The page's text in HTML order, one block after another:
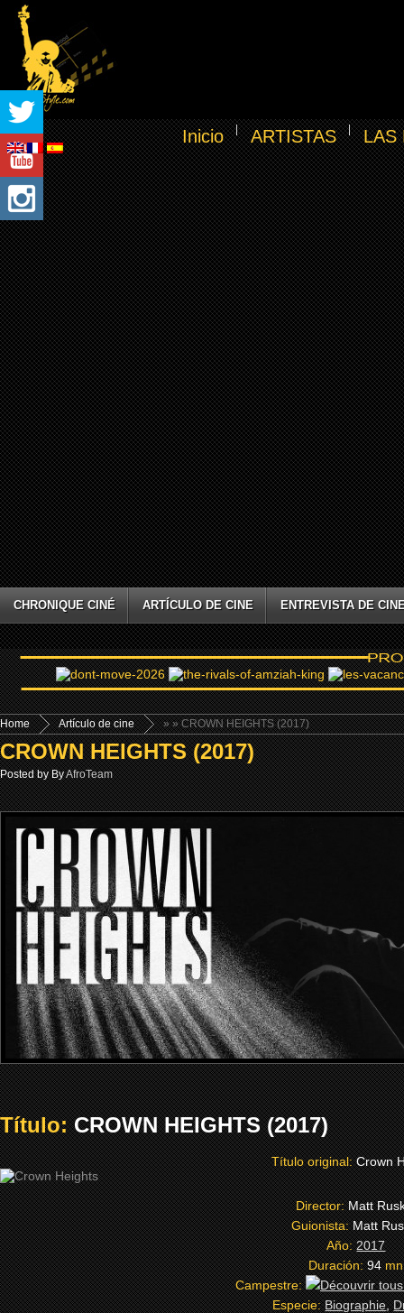
Inicio ARTISTAS LAS
CHRONIQUE CINÉ ARTÍCULO DE CINE ENTREVISTA DE
Home »
Artículo de cine » CROWN HEIGHTS (2017)
CROWN HEIGHTS (2017)
Posted by ByAfroTeam
Título:CROWN HEIGHTS (2017)
Título original:Crown
Director:Matt
Guionista:Matt
Año:2017
Duración:94mn
Campestre:
Especie:Biographie,